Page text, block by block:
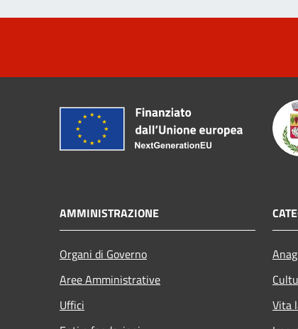
AMMINISTRAZIONE
Organi di Governo
Aree Amministrative
Uffici
Vita